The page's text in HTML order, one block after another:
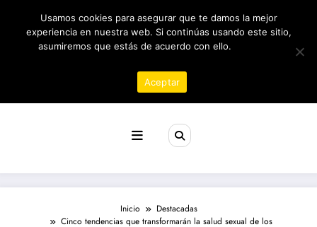
contenido
09/08/2026 9:17:50 AM
Inicio
Destacadas
Cinco tendencias que transformarán la salud sexual de los
Usamos cookies para asegurar que te damos la mejor
experiencia en nuestra web. Si continúas usando este sitio,
asumiremos que estás de acuerdo con ello.
Aceptar